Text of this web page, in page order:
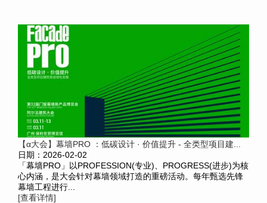
【α大会】幕墙PRO ：低碳设计 · 价值提升 - 全类型项目建...
日期：2026-02-02
「幕墙PRO」以PROFESSION(专业)、PROGRESS(进步)为核
心内涵，是大会针对幕墙领域打造的重磅活动。每年甄选先锋
幕墙工程进行...
[查看详情]